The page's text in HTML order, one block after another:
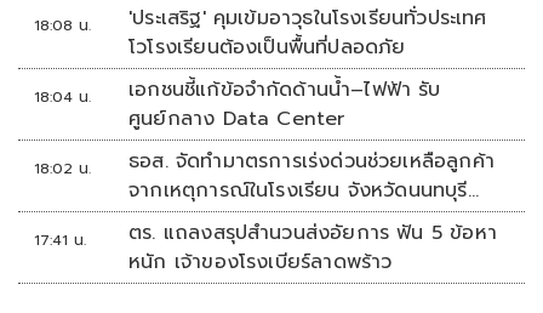
18:08 น.
'ประเสริฐ' คุมเข้มอาวุธในโรงเรียนทั่วประเทศ
โวโรงเรียนต้องเป็นพื้นที่ปลอดภัย
18:04 น.
เอกชนชี้แก้ข้อจำกัดด้านน้ำ–ไฟฟ้า รับ
ศูนย์กลาง Data Center
18:02 น.
ธอส. จัดทำมาตรการเร่งด่วนช่วยเหลือลูกค้า
จากเหตุการณ์ในโรงเรียน จังหวัดนนทบุรี
กรณีเสียชีวิตหรือทุพพลภาพลดดอกเบี้ยเหลือ
0.01% ต่อปี ตลอดอายุสัญญา
17:41 น.
ตร. แถลงสรุปสำนวนส่งอัยการ ฟัน 5 ข้อหา
หนัก เจ้าของโรงเบียร์ลาดพร้าว